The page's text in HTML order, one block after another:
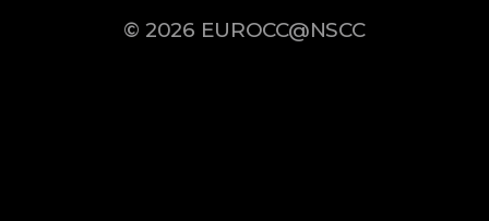
© 2026 EUROCC@NSCC